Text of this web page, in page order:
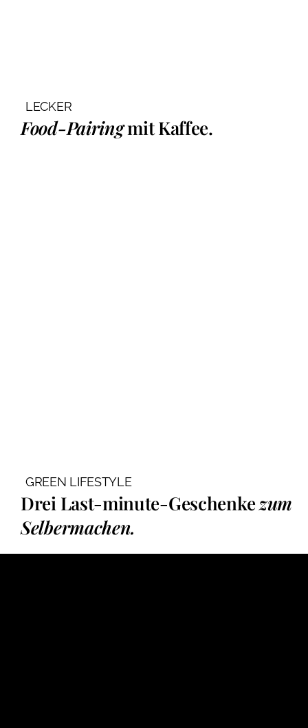
LECKER
Food-Pairingmit Kaffee.
GREEN LIFESTYLE
Drei Last-minute-Geschenkezum
Selbermachen.